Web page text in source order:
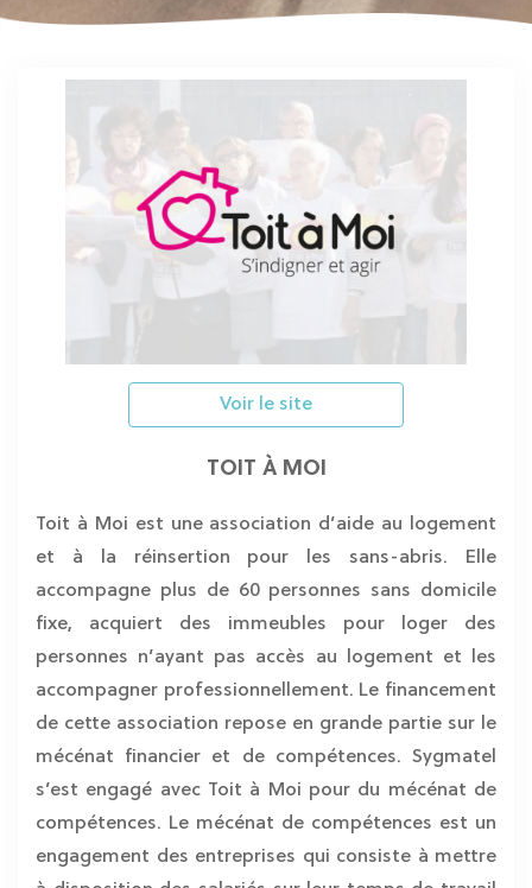
Voir le site
TOIT À MOI
Toit à Moi est une association d’aide au logement
et à la réinsertion pour les sans-abris. Elle
accompagne plus de 60 personnes sans domicile
fixe, acquiert des immeubles pour loger des
personnes n’ayant pas accès au logement et les
accompagner professionnellement. Le financement
de cette association repose en grande partie sur le
mécénat financier et de compétences. Sygmatel
s’est engagé avec Toit à Moi pour du mécénat de
compétences. Le mécénat de compétences est un
engagement des entreprises qui consiste à mettre